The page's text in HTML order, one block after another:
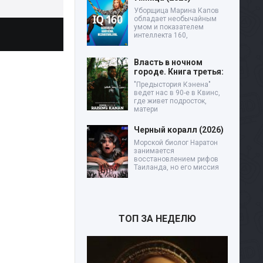
Уборщица Марина Капов
обладает необычайным
умом и показателем
интеллекта 160,
Власть в ночном
городе. Книга третья:
"Предыстория Кэнена"
ведет нас в 90-е в Квинс,
где живет подросток,
матери
Черный коралл (2026)
Морской биолог Наратон
занимается
восстановлением рифов
Таиланда, но его миссия
ТОП ЗА НЕДЕЛЮ